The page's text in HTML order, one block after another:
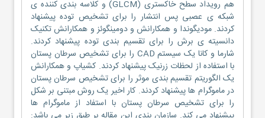
هم رویداد سطح خاکستری (GLCM) و کلاسه بندی کننده ی
شبکه ی عصبی پس انتشار را برای تشخیص توده پیشنهاد
کردند. مودیگوندا و همکارانش و دومینگوئز و همکارانش تکنیک
دانسیته ی برش را برای تقسیم بندی توده پیشنهاد کردند.
شارما و کانا یک سیستم CAD را برای تشخیص سرطان پستان
با استفاده از لحظات زرنیک پیشنهاد کردند. کشیاپ و همکارانش
یک الگوریتم تقسیم بندی موثر را برای تشخیص سرطان پستان
در ماموگرام ها پیشنهاد کردند. کار اخیر یک روش مبتنی بر شکل
را برای تشخیص سرطان پستان با استفاد از ماموگرام ها